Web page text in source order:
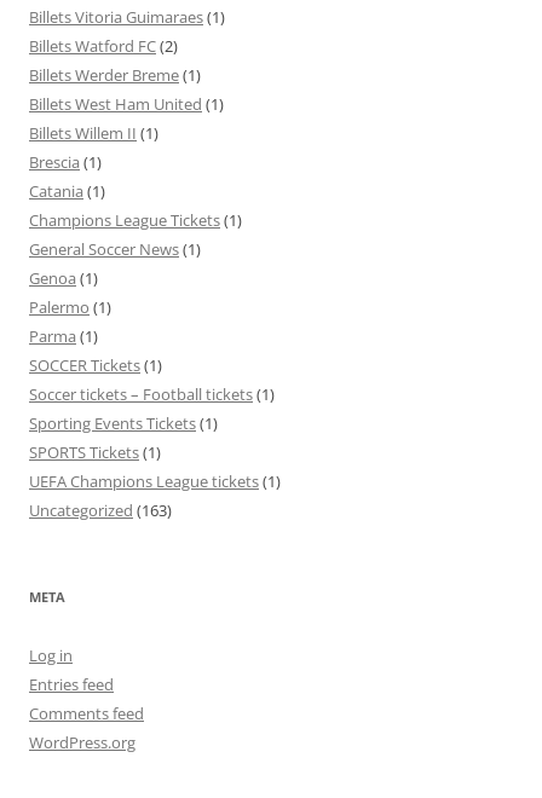
Billets Vitoria Guimaraes(1)
Billets Watford FC(2)
Billets Werder Breme(1)
Billets West Ham United (1)
Billets Willem II (1)
Brescia (1)
Catania (1)
Champions League Tickets(1)
General Soccer News(1)
Genoa (1)
Palermo (1)
Parma (1)
SOCCER Tickets(1)
Soccer tickets – Football tickets(1)
Sporting Events Tickets(1)
SPORTS Tickets(1)
UEFA Champions League tickets(1)
Uncategorized (163)
META
Log in
Entries feed
Comments feed
WordPress.org